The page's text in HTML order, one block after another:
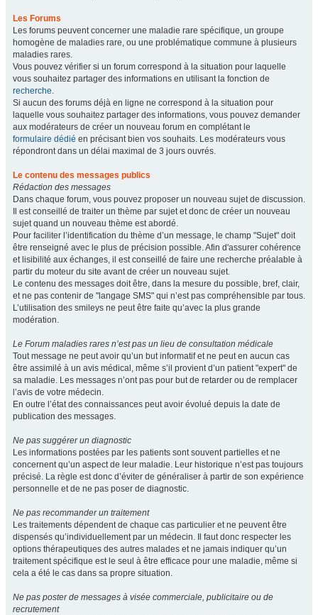
Les Forums
Les forums peuvent concerner une maladie rare spécifique, un groupe
homogène de maladies rare, ou une problématique commune à plusieurs
maladies rares.
Vous pouvez vérifier si un forum correspond à la situation pour laquelle
vous souhaitez partager des informations en utilisant la fonction de
recherche.
Si aucun des forums déjà en ligne ne correspond à la situation pour
laquelle vous souhaitez partager des informations, vous pouvez demander
aux modérateurs de créer un nouveau forum en complétant le
formulaire dédié en précisant bien vos souhaits. Les modérateurs vous
répondront dans un délai maximal de 3 jours ouvrés.
Le contenu des messages publics
Rédaction des messages
Dans chaque forum, vous pouvez proposer un nouveau sujet de discussion.
Il est conseillé de traiter un thème par sujet et donc de créer un nouveau
sujet quand un nouveau thème est abordé.
Pour faciliter l’identification du thème d’un message, le champ "Sujet" doit
être renseigné avec le plus de précision possible. Afin d'assurer cohérence
et lisibilité aux échanges, il est conseillé de faire une recherche préalable à
partir du moteur du site avant de créer un nouveau sujet.
Le contenu des messages doit être, dans la mesure du possible, bref, clair,
et ne pas contenir de "langage SMS" qui n’est pas compréhensible par tous.
L’utilisation des smileys ne peut être faite qu’avec la plus grande
modération.
Le Forum maladies rares n’est pas un lieu de consultation médicale
Tout message ne peut avoir qu’un but informatif et ne peut en aucun cas
être assimilé à un avis médical, même s’il provient d’un patient "expert" de
sa maladie. Les messages n’ont pas pour but de retarder ou de remplacer
l’avis de votre médecin.
En outre l’état des connaissances peut avoir évolué depuis la date de
publication des messages.
Ne pas suggérer un diagnostic
Les informations postées par les patients sont souvent partielles et ne
concernent qu’un aspect de leur maladie. Leur historique n’est pas toujours
précisé. La règle est donc d’éviter de généraliser à partir de son expérience
personnelle et de ne pas poser de diagnostic.
Ne pas recommander un traitement
Les traitements dépendent de chaque cas particulier et ne peuvent être
dispensés qu’individuellement par un médecin. Il faut donc respecter les
options thérapeutiques des autres malades et ne jamais indiquer qu’un
traitement spécifique est le seul à être efficace pour une maladie, même si
cela a été le cas dans sa propre situation.
Ne pas poster de messages à visée commerciale, publicitaire ou de
recrutement